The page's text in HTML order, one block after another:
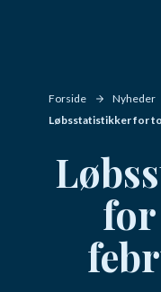
Forside
Nyheder
Løbsstatistikker for
for